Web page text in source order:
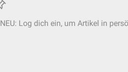
NEU: Log dich ein, um Artikel in